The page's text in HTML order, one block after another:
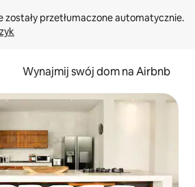
Wynajmij swój dom na Airbnb